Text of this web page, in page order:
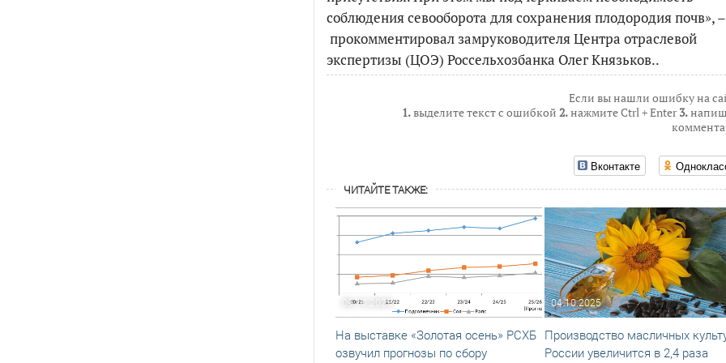
соблюдения севооборота для сохранения плодородия почв»,–
прокомментировал замруководителя Центра отраслевой
экспертизы (ЦОЭ) Россельхозбанка Олег Князьков..
Если вы нашли ошибку на
1.выделите текст с ошибкой 2.нажмите Ctrl + Enter3.
Вконтакте
ЧИТАЙТЕ ТАКЖЕ:
09.10.2025
На выставке «Золотая осень» РСХБ
озвучил прогнозы по сбору
04.10.2025
Производство масличных
России увеличится в 2,4 раза